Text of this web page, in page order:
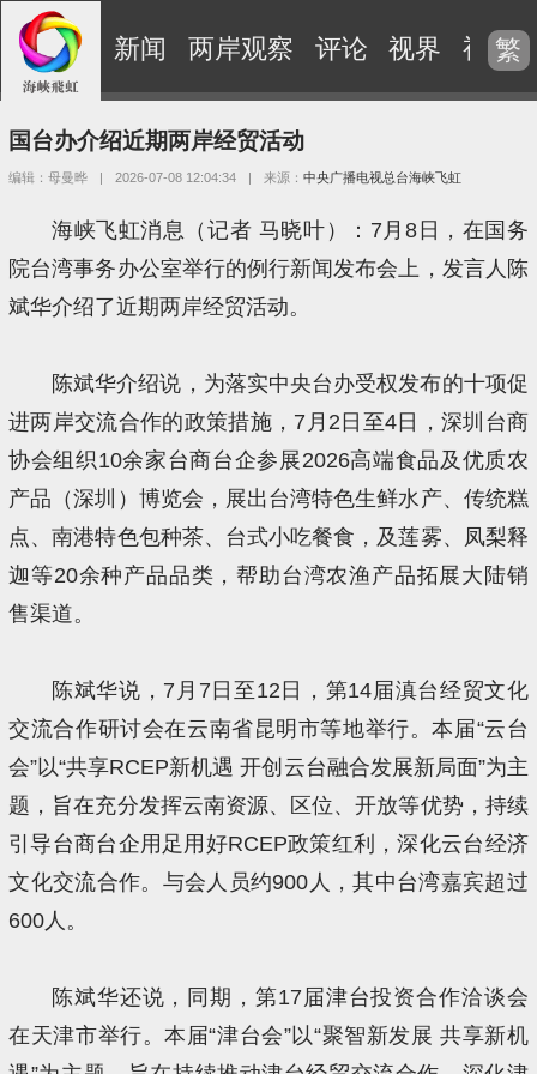
新闻 两岸观察 评论 视界 视频
繁
国台办介绍近期两岸经贸活动
编辑：母曼晔 | 2026-07-08 12:04:34 | 来源：中央广播电视总台海峡飞虹
海峡飞虹消息（记者 马晓叶）：7月8日，在国务
院台湾事务办公室举行的例行新闻发布会上，发言人陈
斌华介绍了近期两岸经贸活动。
陈斌华介绍说，为落实中央台办受权发布的十项促
进两岸交流合作的政策措施，7月2日至4日，深圳台商
协会组织10余家台商台企参展2026高端食品及优质农
产品（深圳）博览会，展出台湾特色生鲜水产、传统糕
点、南港特色包种茶、台式小吃餐食，及莲雾、凤梨释
迦等20余种产品品类，帮助台湾农渔产品拓展大陆销
售渠道。
陈斌华说，7月7日至12日，第14届滇台经贸文化
交流合作研讨会在云南省昆明市等地举行。本届“云台
会”以“共享RCEP新机遇 开创云台融合发展新局面”为主
题，旨在充分发挥云南资源、区位、开放等优势，持续
引导台商台企用足用好RCEP政策红利，深化云台经济
文化交流合作。与会人员约900人，其中台湾嘉宾超过
600人。
陈斌华还说，同期，第17届津台投资合作洽谈会
在天津市举行。本届“津台会”以“聚智新发展 共享新机